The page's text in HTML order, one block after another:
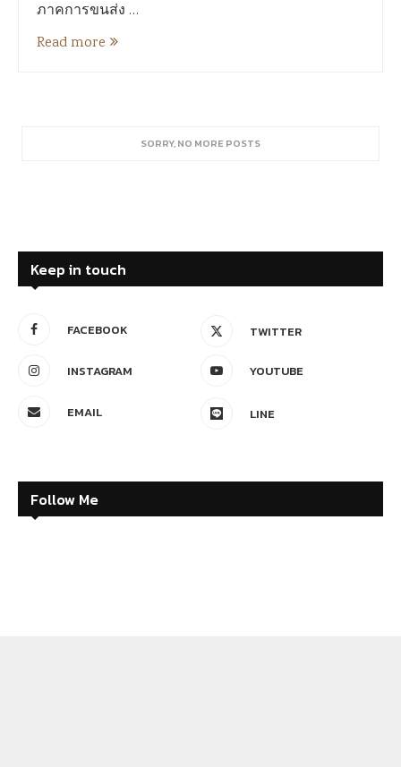
ภาคการขนส่ง …
Read more
SORRY, NO MORE POSTS
Keep in touch
FACEBOOK TWITTER
INSTAGRAM YOUTUBE
EMAIL LINE
Follow Me